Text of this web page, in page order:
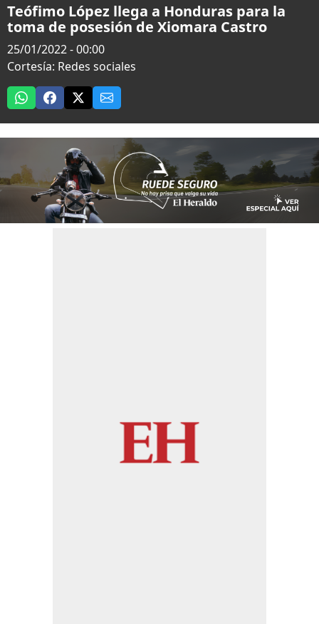
Teófimo López llega a Honduras para la
toma de posesión de Xiomara Castro
25/01/2022 - 00:00
Cortesía: Redes sociales